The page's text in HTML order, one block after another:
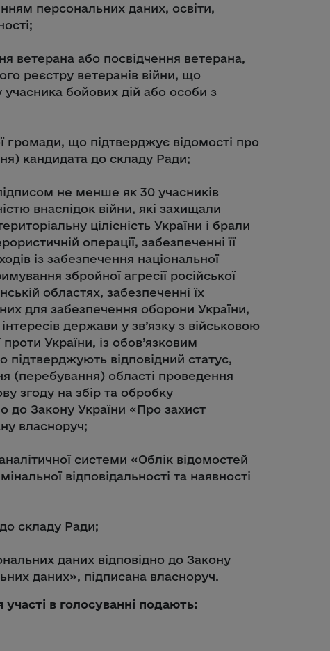
персональних даних, освіти,
ветерана або посвідчення ветерана,
реєстру ветеранів війни, що
учасника бойових дій або особи з
громади, що підтверджує відомості про
кандидата до складу Ради;
не менше як 30 учасників
внаслідок війни, які захищали
цілісність України і брали
операції, забезпеченні її
із забезпечення національної
збройної агресії російської
областях, забезпеченні їх
для забезпечення оборони України,
держави у зв’язку з військовою
України, із обов’язковим
відповідний статус,
(перебування) області проведення
згоду на збір та обробку
до Закону України «Про захист
власноруч;
системи «Облік відомостей
відповідальності та наявності
складу Ради;
даних відповідно до Закону
даних», підписана власноруч.
в голосуванні подають: